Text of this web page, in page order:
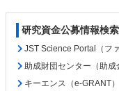
研究資金公募情報検索
JST Science Portal（フ
助成財団センター（助成
キーエンス（e-GRANT）